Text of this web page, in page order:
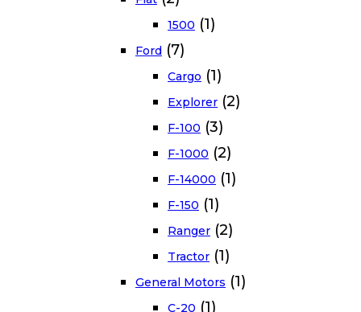
1500 (1)
Ford (7)
Cargo (1)
Explorer (2)
F-100 (3)
F-1000 (2)
F-14000 (1)
F-150 (1)
Ranger (2)
Tractor (1)
General Motors (1)
C-20 (1)